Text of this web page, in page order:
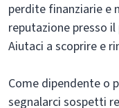
perdite finanziarie e
reputazione presso
Aiutaci a scoprire e
Come dipendente o
segnalarci sospetti